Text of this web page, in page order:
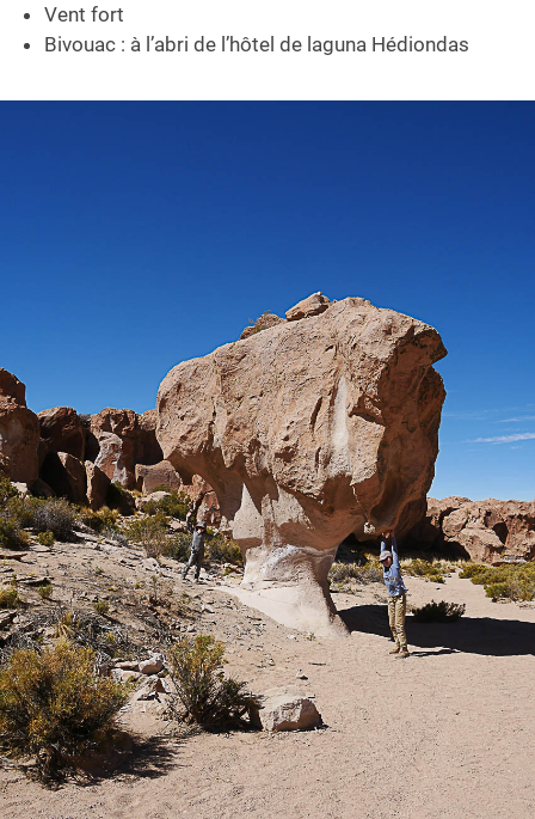
Vent fort
Bivouac : à l’abri de l’hôtel de laguna Hédiondas